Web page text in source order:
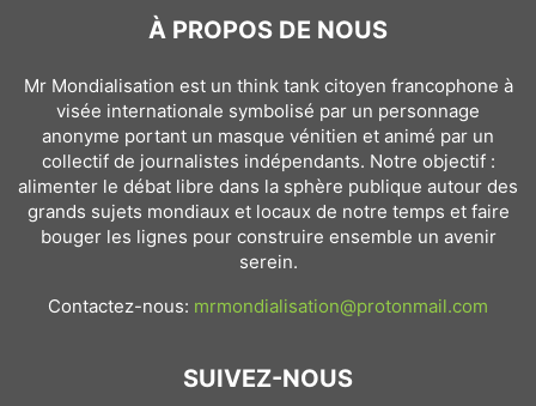
À PROPOS DE NOUS
Mr Mondialisation est un think tank citoyen francophone à
visée internationale symbolisé par un personnage
anonyme portant un masque vénitien et animé par un
collectif de journalistes indépendants. Notre objectif :
alimenter le débat libre dans la sphère publique autour des
grands sujets mondiaux et locaux de notre temps et faire
bouger les lignes pour construire ensemble un avenir
serein.
Contactez-nous: mrmondialisation@protonmail.com
SUIVEZ-NOUS